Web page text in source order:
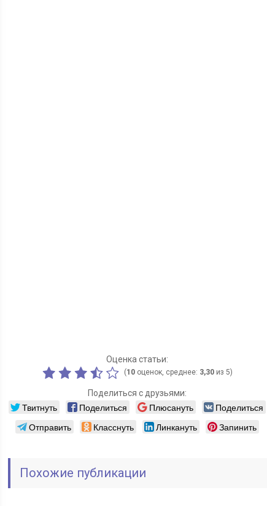
Оценка статьи:
(10оценок, среднее: 3,30из 5)
Поделиться с друзьями:
Твитнуть Поделиться Плюсануть
Поделиться
Отправить
Класснуть Линкануть Запинить
Похожие публикации